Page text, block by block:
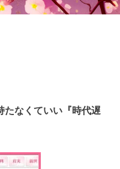
たなくていい『時代遅